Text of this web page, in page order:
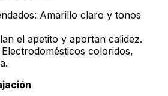
Amarillo claro y tonos
el apetito y aportan calidez.
coloridos,